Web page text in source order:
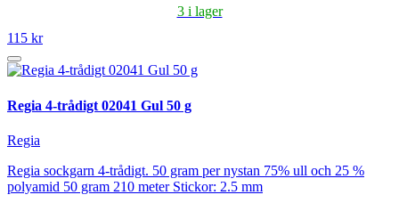
3 i lager
115 kr
Regia 4-trådigt 02041 Gul 50 g
Regia
Regia sockgarn 4-trådigt. 50 gram per nystan 75% ull och 25 %
polyamid 50 gram 210 meter Stickor: 2.5 mm